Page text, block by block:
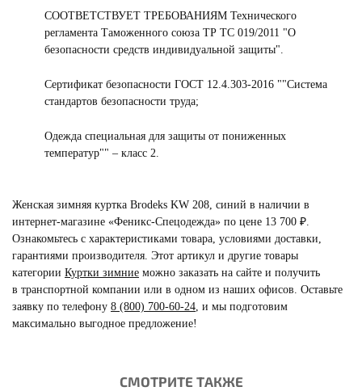
СООТВЕТСТВУЕТ ТРЕБОВАНИЯМ Технического
регламента Таможенного союза ТР ТС 019/2011 "О
безопасности средств индивидуальной защиты".
Сертификат безопасности ГОСТ 12.4.303-2016 ""Система
стандартов безопасности труда;
Одежда специальная для защиты от пониженных
температур"" – класс 2.
Женская зимняя куртка Brodeks KW 208, синий в наличии в
интернет-магазине «Феникс-Спецодежда» по цене 13 700 ₽.
Ознакомьтесь с характеристиками товара, условиями доставки,
гарантиями производителя. Этот артикул и другие товары
категории Куртки зимние можно заказать на сайте и получить
в транспортной компании или в одном из наших офисов. Оставьте
заявку по телефону 8 (800) 700-60-24 и мы подготовим
максимально выгодное предложение!
СМОТРИТЕ ТАКЖЕ